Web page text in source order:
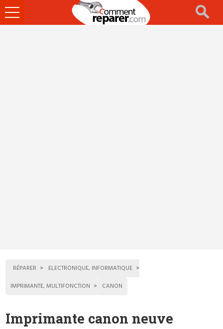
Ouvrir
le
RÉPARER
ELECTRONIQUE, INFORMATIQUE
IMPRIMANTE, MULTIFONCTION
CANON
Imprimante canon neuve